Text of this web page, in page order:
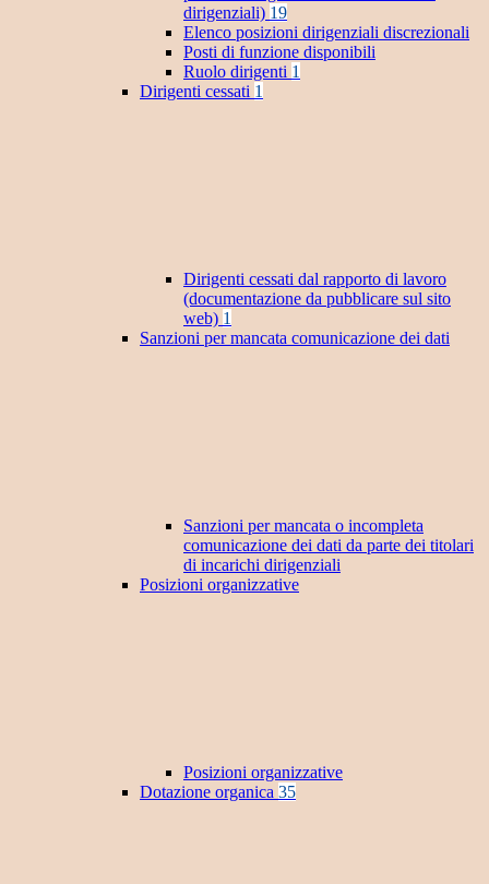
dirigenziali) 19
Elenco posizioni dirigenziali discrezionali
Posti di funzione disponibili
Ruolo dirigenti 1
Dirigenti cessati 1
Dirigenti cessati dal rapporto di lavoro
(documentazione da pubblicare sul sito
web) 1
Sanzioni per mancata comunicazione dei dati
Sanzioni per mancata o incompleta
comunicazione dei dati da parte dei titolari
di incarichi dirigenziali
Posizioni organizzative
Posizioni organizzative
Dotazione organica 35